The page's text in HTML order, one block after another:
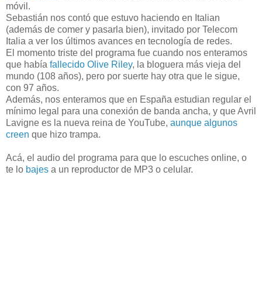
móvil.
Sebastián nos contó que estuvo haciendo en Italian
(además de comer y pasarla bien), invitado por Telecom
Italia a ver los últimos avances en tecnología de redes.
El momento triste del programa fue cuando nos enteramos
que había fallecido Olive Riley, la bloguera más vieja del
mundo (108 años), pero por suerte hay otra que le sigue,
con 97 años.
Además, nos enteramos que en España estudian regular el
mínimo legal para una conexión de banda ancha, y que Avril
Lavigne es la nueva reina de YouTube, aunque algunos
creen que hizo trampa.
Acá, el audio del programa para que lo escuches online, o
te lo bajes a un reproductor de MP3 o celular.